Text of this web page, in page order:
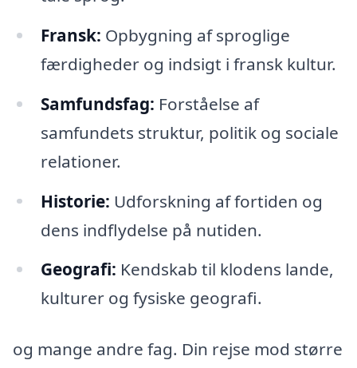
Fransk: Opbygning af sproglige
færdigheder og indsigt i fransk kultur.
Samfundsfag: Forståelse af
samfundets struktur, politik og sociale
relationer.
Historie: Udforskning af fortiden og
dens indflydelse på nutiden.
Geografi: Kendskab til klodens lande,
kulturer og fysiske geografi.
og mange andre fag. Din rejse mod større